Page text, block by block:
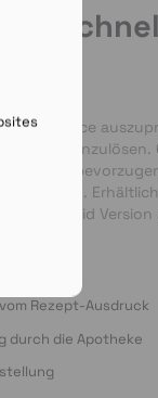
Service
bequem
per Foto
Händen.
als Android Version
Rezept-Ausdruck
durch die Apotheke